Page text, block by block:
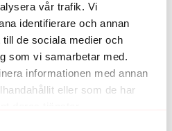
vår trafik. Vi
identifierare och annan
de sociala medier och
som vi samarbetar med.
informationen med annan
eller som de har